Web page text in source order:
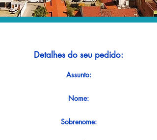
Detalhes do seu pedido:
Assunto:
Nome:
Sobrenome: